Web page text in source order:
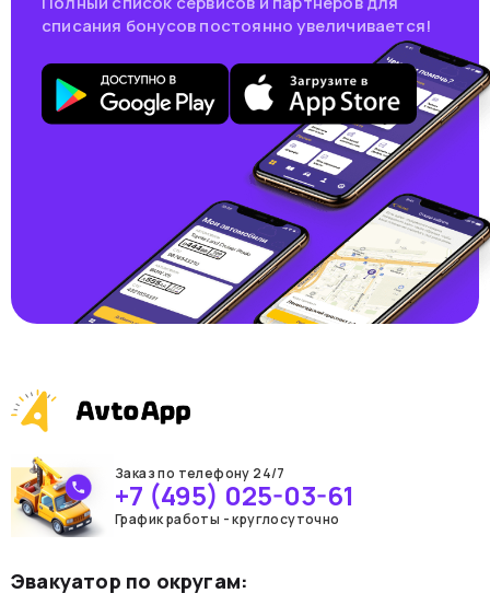
списания бонусов постоянно увеличивается!
Заказ по телефону 24/7
+7 (495) 025-03-61
График работы - круглосуточно
Эвакуатор по округам: